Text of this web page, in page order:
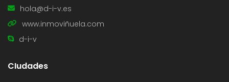
hola@d-i-v.es
www.inmoviñuela.com
d-i-v
CIudades